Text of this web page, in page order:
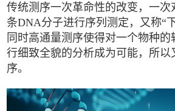
传统测序一次革命性的改变，一次
条DNA分子进行序列测定，又称“
同时高通量测序使得对一个物种的
行细致全貌的分析成为可能，所以
序。